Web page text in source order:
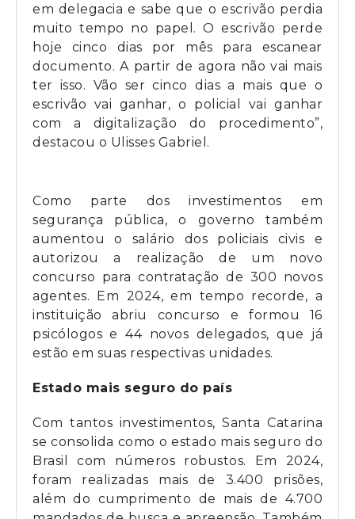
em delegacia e sabe que o escrivão perdia
muito tempo no papel. O escrivão perde
hoje cinco dias por mês para escanear
documento. A partir de agora não vai mais
ter isso. Vão ser cinco dias a mais que o
escrivão vai ganhar, o policial vai ganhar
com a digitalização do procedimento”,
destacou o Ulisses Gabriel.
Como parte dos investimentos em
segurança pública, o governo também
aumentou o salário dos policiais civis e
autorizou a realização de um novo
concurso para contratação de 300 novos
agentes. Em 2024, em tempo recorde, a
instituição abriu concurso e formou 16
psicólogos e 44 novos delegados, que já
estão em suas respectivas unidades.
Estado mais seguro do país
Com tantos investimentos, Santa Catarina
se consolida como o estado mais seguro do
Brasil com números robustos. Em 2024,
foram realizadas mais de 3.400 prisões,
além do cumprimento de mais de 4.700